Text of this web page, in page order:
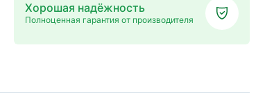
Хорошая надёжность
Полноценная гарантия от производителя